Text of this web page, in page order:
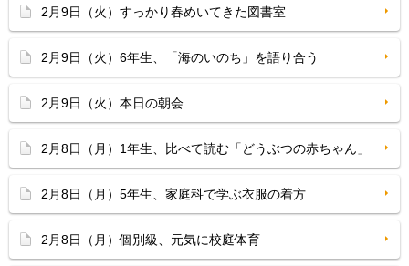
2月9日（火）すっかり春めいてきた図書室
2月9日（火）6年生、「海のいのち」を語り合う
2月9日（火）本日の朝会
2月8日（月）1年生、比べて読む「どうぶつの赤ちゃん」
2月8日（月）5年生、家庭科で学ぶ衣服の着方
2月8日（月）個別級、元気に校庭体育